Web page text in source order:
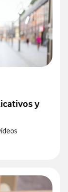
y
y tutoriales de